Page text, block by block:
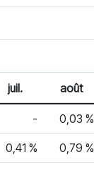
juil. août
- 0,03 %
0,41 % 0,79 %